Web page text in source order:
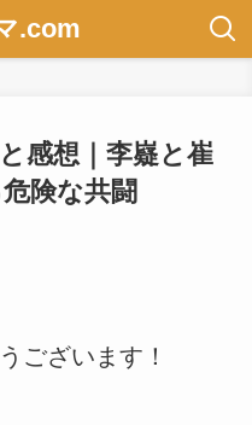
.com
感想｜李嶷と崔
険な共闘
ございます！